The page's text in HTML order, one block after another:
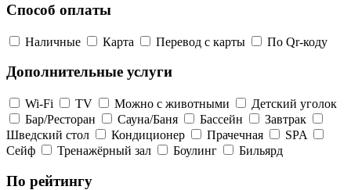
Способ оплаты
Наличные Карта Перевод с карты По Qr-коду
Дополнительные услуги
Wi-Fi TV Можно с животными
Детский уголок
Бар/Ресторан
Сауна/Баня Бассейн
Завтрак
Шведский стол
Кондиционер Прачечная
SPA
Сейф
Тренажёрный зал Боулинг Бильярд
По рейтингу